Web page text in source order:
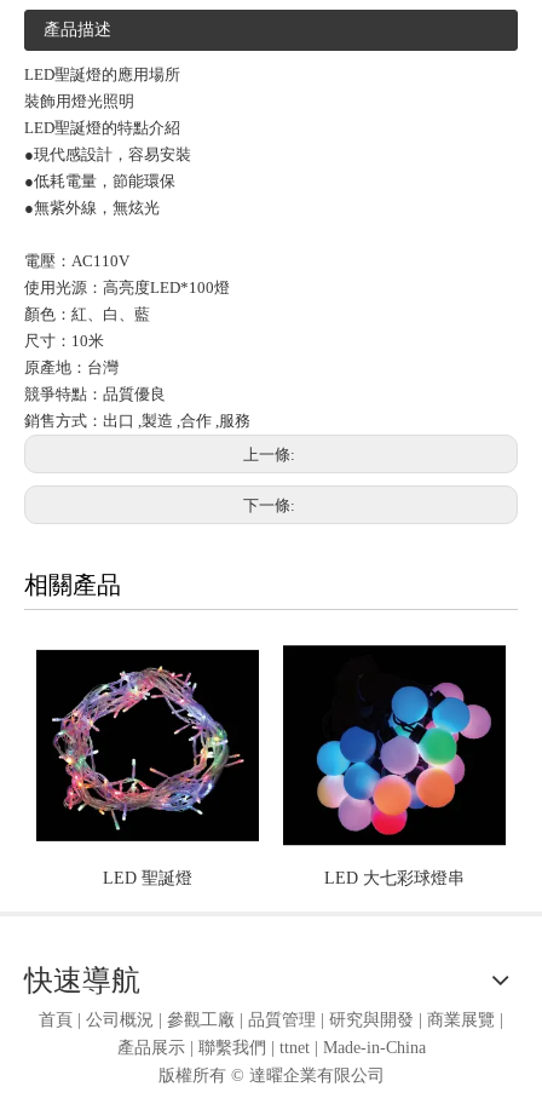
產品描述
LED聖誕燈的應用場所
裝飾用燈光照明
LED聖誕燈的特點介紹
●現代感設計，容易安裝
●低耗電量，節能環保
●無紫外線，無炫光
電壓：AC110V
使用光源：高亮度LED*100燈
顏色：紅、白、藍
尺寸：10米
原產地：台灣
競爭特點：品質優良
銷售方式：出口 ,製造 ,合作 ,服務
上一條:
下一條:
相關產品
LED 聖誕燈 LED 大七彩球燈串
快速導航
首頁 公司概況 參觀工廠 品質管理 研究與開發 商業展覽
產品展示
聯繫我們 ttnet
Made-in-China
版權所有 © 達曜企業有限公司